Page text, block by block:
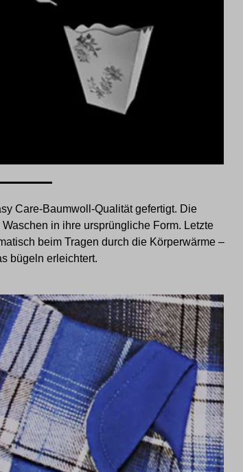
Care-Baumwoll-Qualität gefertigt. Die
in ihre ursprüngliche Form. Letzte
beim Tragen durch die Körperwärme –
bügeln erleichtert.